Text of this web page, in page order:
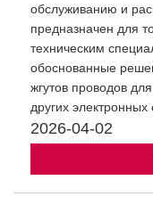
обслуживанию и
предназначен для
техническим
обоснованные
жгутов проводов
других электронных
2026-04-02